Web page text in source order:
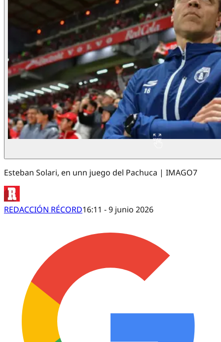
Esteban Solari, en unn juego del Pachuca | IMAGO7
REDACCIÓN RÉCORD16:11 - 9 junio 2026